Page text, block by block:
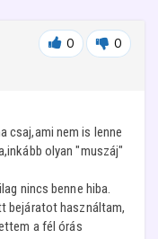
0 0
csaj,ami nem is lenne
olyan "muszáj"
nincs benne hiba.
bejáratot használtam,
a fél órás